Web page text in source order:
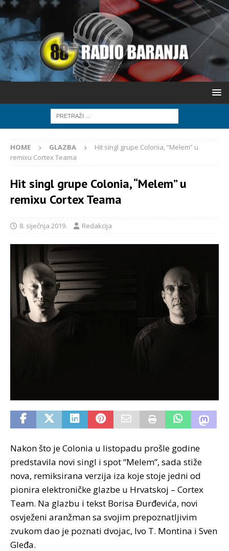
HOME GLAZBA
Hit singl grupe Colonia, “Melem” u
remixu Cortex Teama
Hit singl grupe Colonia, “Melem” u
remixu Cortex Teama
8. siječnja 2019. Redakcija
Nakon što je Colonia u listopadu prošle godine
predstavila novi singl i spot “Melem”, sada stiže
nova, remiksirana verzija iza koje stoje jedni od
pionira elektroničke glazbe u Hrvatskoj – Cortex
Team. Na glazbu i tekst Borisa Đurđevića, novi
osvježeni aranžman sa svojim prepoznatljivim
zvukom dao je poznati dvojac, Ivo T. Montina i Sven
Gleđa.